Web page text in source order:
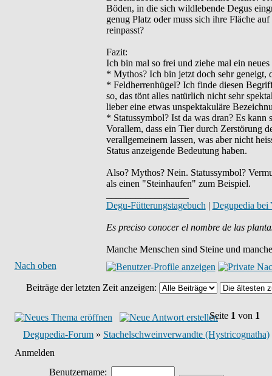
Böden, in die sich wildlebende Degus
genug Platz oder muss sich ihre Fläche
reinpasst?
Fazit:
Ich bin mal so frei und ziehe mal ein neues
* Mythos? Ich bin jetzt doch sehr geneigt,
* Feldherrenhügel? Ich finde diesen
so, das tönt alles natürlich nicht sehr
lieber eine etwas unspektakuläre
* Statussymbol? Ist da was dran? Es
Vorallem, dass ein Tier durch Zerstörung
verallgemeinern lassen, was aber nicht
Status anzeigende Bedeutung haben.
Also? Mythos? Nein. Statussymbol?
als einen "Steinhaufen" zum Beispiel.
Degu-Fütterungstagebuch | Degupedia bei
Es preciso conocer el nombre de las
Manche Menschen sind Steine und
Nach oben
Beiträge der letzten Zeit anzeigen:
Seite 1 von 1
Degupedia-Forum » Stachelschweinverwandte (Hystricognatha)
Anmelden
Benutzername: